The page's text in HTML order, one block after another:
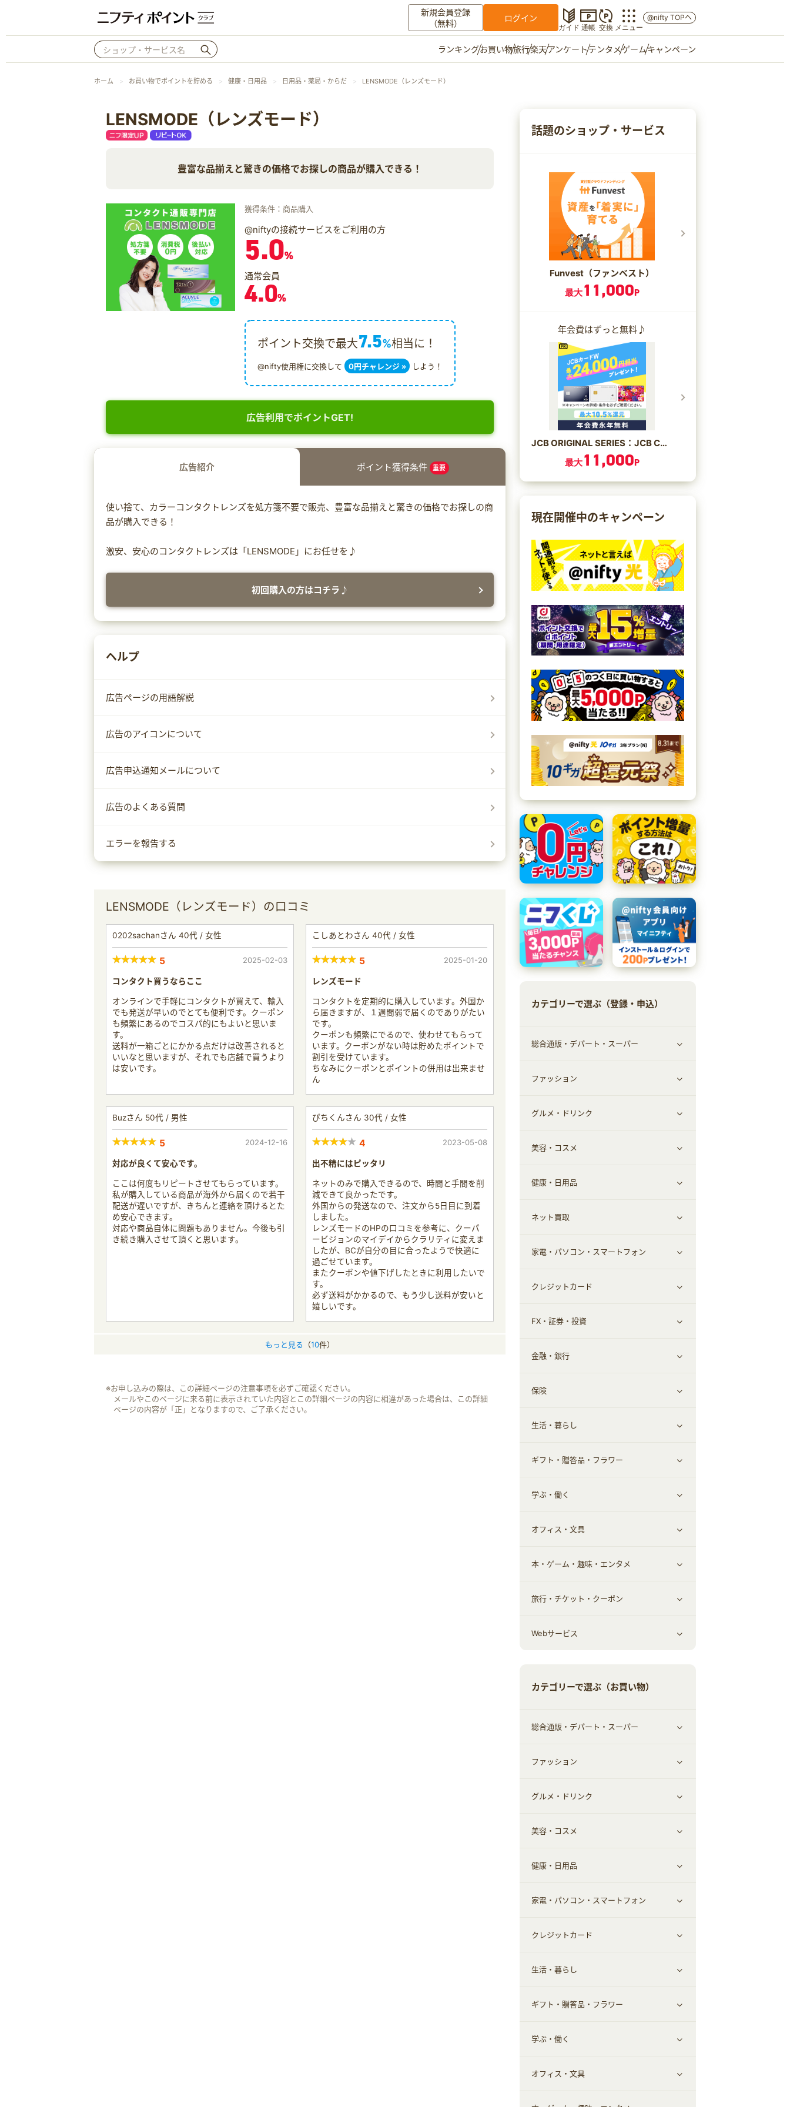
新規会員登録
（無料）
ログイン
ガイド 通帳 交換 メニュー
お知らせ
初心者ガイド
@nifty TOPへ
ランキングお買い物旅行楽天アンケートテンタメゲームキャンペーン
ホーム お買い物でポイントを貯める 健康・日用品 日用品・薬局・からだ LENSMODE（レンズモード）
LENSMODE（レンズモード）
豊富な品揃えと驚きの価格でお探しの商品が購入できる！
獲得条件：商品購入
@niftyの接続サービスをご利用の方
5.0%
通常会員
4.0%
ポイント交換で最大7.5%相当に！
@nifty使用権に交換して 0円チャレンジ » しよう！
広告利用でポイントGET!
広告紹介 ポイント獲得条件 重要
使い捨て、カラーコンタクトレンズを処方箋不要で販売、豊富な品揃えと驚きの価格でお探しの商
品が購入できる！
激安、安心のコンタクトレンズは「LENSMODE」にお任せを♪
初回購入の方はコチラ♪
ヘルプ
広告ページの用語解説
広告のアイコンについて
広告申込通知メールについて
広告のよくある質問
エラーを報告する
LENSMODE（レンズモード）の口コミ
0202sachanさん 40代 / 女性
5 2025-02-03
コンタクト買うならここ
オンラインで手軽にコンタクトが買えて、輸入
でも発送が早いのでとても便利です。クーポン
も頻繁にあるのでコスパ的にもよいと思いま
す。
送料が一箱ごとにかかる点だけは改善されると
いいなと思いますが、それでも店舗で買うより
は安いです。
こしあとわさん 40代 / 女性
5 2025-01-20
レンズモード
コンタクトを定期的に購入しています。外国か
ら届きますが、１週間弱で届くのでありがたい
です。
クーポンも頻繁にでるので、使わせてもらって
います。クーポンがない時は貯めたポイントで
割引を受けています。
ちなみにクーポンとポイントの併用は出来ませ
ん
Buzさん 50代 / 男性
5 2024-12-16
対応が良くて安心です。
ここは何度もリピートさせてもらっています。
私が購入している商品が海外から届くので若干
配送が遅いですが、きちんと連絡を頂けるとた
め安心できます。
対応や商品自体に問題もありません。今後も引
き続き購入させて頂くと思います。
ぴちくんさん 30代 / 女性
4 2023-05-08
出不精にはピッタリ
ネットのみで購入できるので、時間と手間を削
減できて良かったです。
外国からの発送なので、注文から5日目に到着
しました。
レンズモードのHPの口コミを参考に、クーパ
ービジョンのマイデイからクラリティに変えま
したが、BCが自分の目に合ったようで快適に
過ごせています。
またクーポンや値下げしたときに利用したいで
す。
必ず送料がかかるので、もう少し送料が安いと
嬉しいです。
もっと見る （10件）
※お申し込みの際は、この詳細ページの注意事項を必ずご確認ください。
メールやこのページに来る前に表示されていた内容とこの詳細ページの内容に相違があった場合は、この詳細
ページの内容が「正」となりますので、ご了承ください。
話題のショップ・サービス
Funvest（ファンベスト）
最大11,000P
年会費はずっと無料♪
JCB ORIGINAL SERIES：JCB CARD W/JCB CARD W plus L
最大11,000P
現在開催中のキャンペーン
カテゴリーで選ぶ（登録・申込）
総合通販・デパート・スーパー
すべて見る
総合通販
ファッション
すべて見る
ファッション
インナー・下着
スーツ・フォーマル
グルメ・ドリンク
すべて見る
グルメ
お酒
食材宅配
ウォーターサーバー
美容・コスメ
すべて見る
ヘアケア
エステ・サロン
メンズ美容
健康・日用品
すべて見る
スポーツ・フィットネス
日用品・薬局・からだ
ネット買取
すべて見る
ネット買取
家電・パソコン・スマートフォン
すべて見る
家電・パソコン・ソフトウェア
通信・レンタルサーバー
スマホ・携帯電話・SIM
定額制有料コンテンツ
クレジットカード
すべて見る
クレジットカード
FX・証券・投資
すべて見る
証券
仮想通貨
その他投資
金融・銀行
銀行・ネット銀行
キャッシング・ローン
その他金融
保険
すべて見る
保険相談・面談
生活・暮らし
すべて見る
住まい・暮らし
不動産
引越し
エコ・エネルギー
車情報・カーシェア・レンタル
ギフト・贈答品・フラワー
すべて見る
ギフト・贈答品
学ぶ・働く
すべて見る
習い事・学習・学校
仕事・転職
オフィス・文具
すべて見る
オフィス・文具
本・ゲーム・趣味・エンタメ
すべて見る
ゲーム・趣味
旅行・チケット・クーポン
すべて見る
Webサービス
カテゴリーで選ぶ（お買い物）
総合通販・デパート・スーパー
すべて見る
総合通販
デパート・スーパー
ファッション
すべて見る
ファッション
インナー・下着
靴・フットウェア
小物・かばん
スーツ・フォーマル
グルメ・ドリンク
すべて見る
グルメ
ドリンク
お酒
食材宅配
美容・コスメ
すべて見る
スキンケア
メイクアップ
ヘアケア
メンズ美容
美容・ダイエット用品
脱毛用品
健康・日用品
すべて見る
健康食品｜青汁・飲料
健康食品｜乳酸菌・ケフィア
健康食品｜その他
スポーツ・フィットネス
日用品・薬局・からだ
家電・パソコン・スマートフォン
すべて見る
家電・パソコン・ソフトウェア
スマホ・携帯電話・SIM
クレジットカード
すべて見る
クレジットカード
生活・暮らし
すべて見る
車情報・カーシェア・レンタル
お役立ち
ギフト・贈答品・フラワー
すべて見る
ギフト・贈答品
学ぶ・働く
すべて見る
オフィス・文具